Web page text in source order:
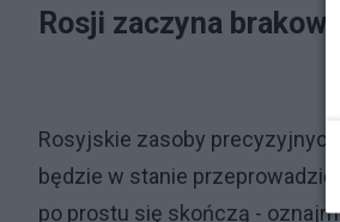
Rosji zaczyna
Rosyjskie zasoby
będzie w stanie przeprowadzić
po prostu się skończą -